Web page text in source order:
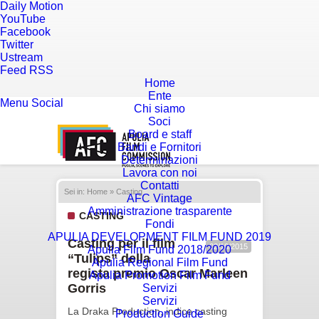
Daily Motion
YouTube
Facebook
Twitter
Ustream
Feed RSS
Home
Ente
Chi siamo
Soci
Board e staff
Bandi e Fornitori
Determinazioni
Lavora con noi
Contatti
AFC Vintage
Amministrazione trasparente
Fondi
APULIA DEVELOPMENT FILM FUND 2019
Apulia Film Fund 2018/2020
Apulia Regional Film Fund
Apulia Promotion Film Fund
Servizi
Servizi
Production Guide
Menu Social
Sei in: Home » Casting
CASTING
02/10/2015
Casting per il film
“Tulips” della
regista premio Oscar Marleen
Gorris
La Draka Production, indice casting